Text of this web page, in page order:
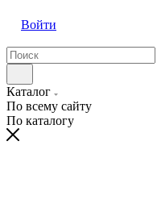
Войти
Каталог
По всему сайту
По каталогу